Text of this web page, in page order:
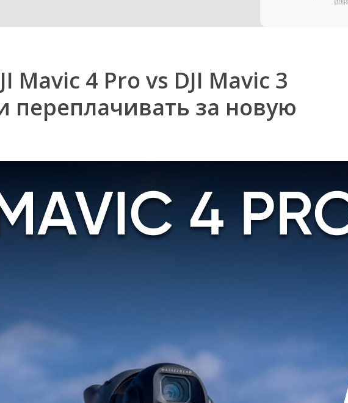
Mavic 4 Pro vs DJI Mavic 3
переплачивать за новую